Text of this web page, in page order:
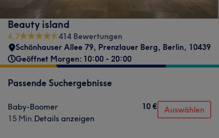
Beauty island
4,7
414 Bewertungen
Schönhauser Allee 79, Prenzlauer Berg, Berlin, 10439
Geöffnet Morgen: 10:00 - 20:00
Passende Suchergebnisse
Baby-Boomer
15 Min.Details anzeigen
10 € Auswählen